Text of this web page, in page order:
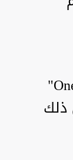
وأخبر الفيفا أن لوائحه لا تسمح ل‍هاري كين بارتداء شارة "OneLove"
ذلك